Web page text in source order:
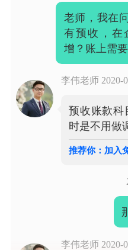
老师，我在
有预收，在
增？账上需
李伟老师 2020-
预收账款科
时是不用做
推荐你：加入
李伟老师 2020-